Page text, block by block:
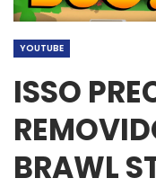
YOUTUBE
ISSO
BRAWL